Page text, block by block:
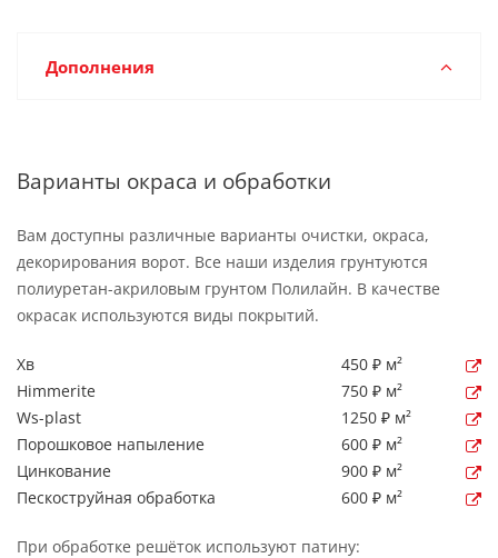
Дополнения
Варианты окраса и обработки
Вам доступны различные варианты очистки, окраса,
декорирования ворот. Все наши изделия грунтуются
полиуретан-акриловым грунтом Полилайн. В качестве
окрасак используются виды покрытий.
Хв
450 ₽ м²
Himmerite
750 ₽ м²
Ws-plast
1250 ₽ м²
Порошковое напыление
600 ₽ м²
Цинкование
900 ₽ м²
Пескоструйная обработка
600 ₽ м²
При обработке решёток используют патину: